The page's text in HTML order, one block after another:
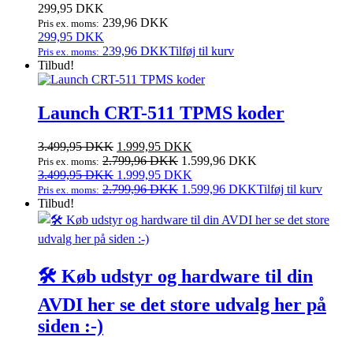
299,95 DKK
Pris ex. moms: 239,96 DKK
299,95 DKK
Pris ex. moms: 239,96 DKKTilføj til kurv
Tilbud!
Launch CRT-511 TPMS koder
3.499,95DKK Den
oprindelige
pris
var:
1.999,95 DKK
aktuelle
er:
Pris ex. moms: 2.799,96DKK 1.599,96 DKK
3.499,95DKK Den
oprindelige
var:
3.499,95 DKK.
1.999,95 DKK
aktuelle
er:
Pris ex. moms: 2.799,96DKK 1.599,96 DKKTilføj til kurv
Tilbud!
🛠️ Køb udstyr og hardware til din
AVDI her se det store udvalg her på
siden :-)